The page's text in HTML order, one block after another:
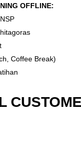
OFFLINE:
Coffee Break)